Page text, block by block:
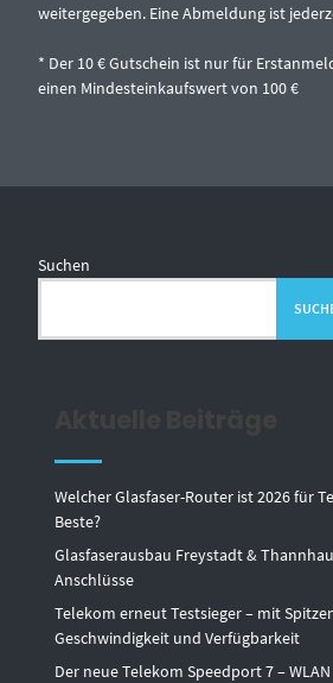
weitergegeben. Eine Abmeldung ist
* Der 10 € Gutschein ist nur für
einen Mindesteinkaufswert von 100 €
Suchen
Welcher Glasfaser-Router ist 2026 für
Beste?
Glasfaserausbau Freystadt &
Anschlüsse
Telekom erneut Testsieger – mit
Geschwindigkeit und Verfügbarkeit
Der neue Telekom Speedport 7 –